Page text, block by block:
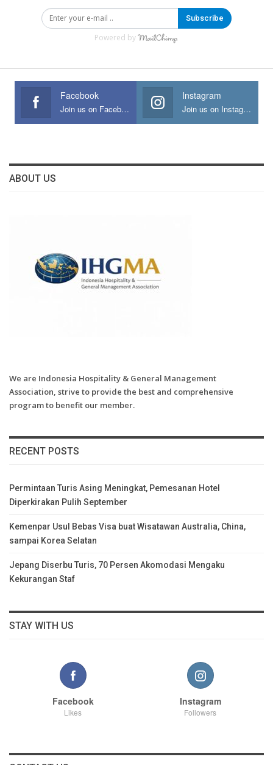
Subscribe
Powered by
Facebook
Join us on Facebook
Instagram
Join us on Instagram
ABOUT US
We are Indonesia Hospitality & General Management
Association, strive to provide the best and comprehensive
program to benefit our member.
RECENT POSTS
Permintaan Turis Asing Meningkat, Pemesanan Hotel
Diperkirakan Pulih September
Kemenpar Usul Bebas Visa buat Wisatawan Australia, China,
sampai Korea Selatan
Jepang Diserbu Turis, 70 Persen Akomodasi Mengaku
Kekurangan Staf
STAY WITH US
Facebook
Likes
Instagram
Followers